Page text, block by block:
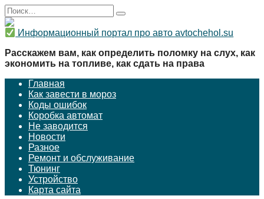
Перейти
к
содержанию
Search
for:
Информационный портал про авто avtochehol.su
Расскажем вам, как определить поломку на слух, как
экономить на топливе, как сдать на права
Главная
Как завести в мороз
Коды ошибок
Коробка автомат
Не заводится
Новости
Разное
Ремонт и обслуживание
Тюнинг
Устройство
Карта сайта